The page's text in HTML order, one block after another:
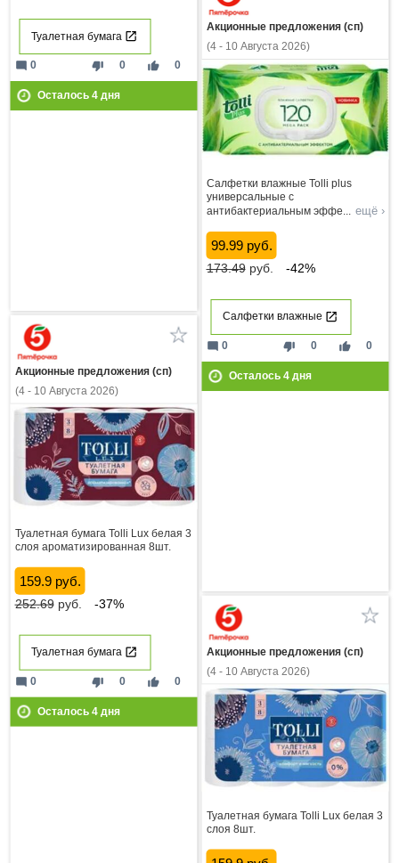
Туалетная бумага
thumb_down 0 thumb_up 0
mode_comment 0
Осталось 4дня
Акционные предложения (сп)
(4 - 10 Августа 2026)
Салфетки влажные Tolli plus
универсальные с
антибактериальным эффе... ещё ›
99.99 руб.
173.49руб. -42%
Салфетки влажные
thumb_down 0 thumb_up 0
mode_comment 0
Осталось 4дня
Акционные предложения (сп)
(4 - 10 Августа 2026)
Туалетная бумага Tolli Lux белая 3
слоя ароматизированная 8шт.
159.9 руб.
252.69руб. -37%
Туалетная бумага
thumb_down 0 thumb_up 0
mode_comment 0
Осталось 4дня
Акционные предложения (сп)
(4 - 10 Августа 2026)
Туалетная бумага Tolli Lux белая 3
слоя 8шт.